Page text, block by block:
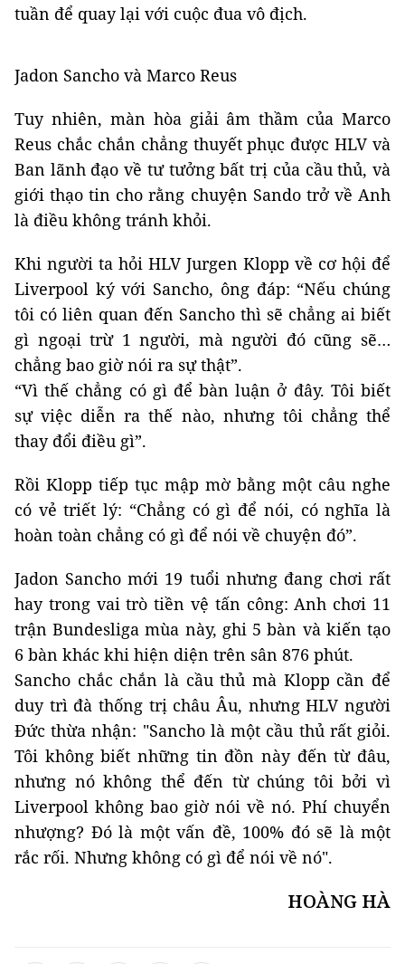
tuần để quay lại với cuộc đua vô địch.
Jadon Sancho và Marco Reus
Tuy nhiên, màn hòa giải âm thầm của Marco
Reus chắc chắn chẳng thuyết phục được HLV và
Ban lãnh đạo về tư tưởng bất trị của cầu thủ, và
giới thạo tin cho rằng chuyện Sando trở về Anh
là điều không tránh khỏi.
Khi người ta hỏi HLV Jurgen Klopp về cơ hội để
Liverpool ký với Sancho, ông đáp: “Nếu chúng
tôi có liên quan đến Sancho thì sẽ chẳng ai biết
gì ngoại trừ 1 người, mà người đó cũng sẽ…
chẳng bao giờ nói ra sự thật”.
“Vì thế chẳng có gì để bàn luận ở đây. Tôi biết
sự việc diễn ra thế nào, nhưng tôi chẳng thể
thay đổi điều gì”.
Rồi Klopp tiếp tục mập mờ bằng một câu nghe
có vẻ triết lý: “Chẳng có gì để nói, có nghĩa là
hoàn toàn chẳng có gì để nói về chuyện đó”.
Jadon Sancho mới 19 tuổi nhưng đang chơi rất
hay trong vai trò tiền vệ tấn công: Anh chơi 11
trận Bundesliga mùa này, ghi 5 bàn và kiến tạo
6 bàn khác khi hiện diện trên sân 876 phút.
Sancho chắc chắn là cầu thủ mà Klopp cần để
duy trì đà thống trị châu Âu, nhưng HLV người
Đức thừa nhận: "Sancho là một cầu thủ rất giỏi.
Tôi không biết những tin đồn này đến từ đâu,
nhưng nó không thể đến từ chúng tôi bởi vì
Liverpool không bao giờ nói về nó. Phí chuyển
nhượng? Đó là một vấn đề, 100% đó sẽ là một
rắc rối. Nhưng không có gì để nói về nó".
HOÀNG HÀ